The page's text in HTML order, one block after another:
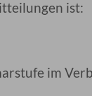
ist:
im